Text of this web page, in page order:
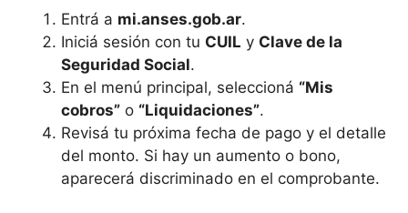
Entrá a mi.anses.gob.ar.
Iniciá sesión con tu CUIL y Clave de la
Seguridad Social.
En el menú principal, seleccioná “Mis
cobros” o “Liquidaciones”.
Revisá tu próxima fecha de pago y el detalle
del monto. Si hay un aumento o bono,
aparecerá discriminado en el comprobante.